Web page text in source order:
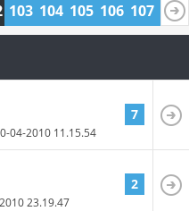
103 104 105 106 107 108
04-2010 11.15.54
7
23.19.47
2